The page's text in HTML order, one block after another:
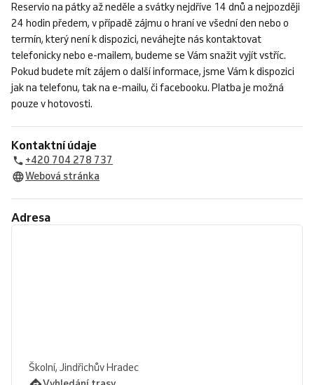
Reservio na pátky až neděle a svátky nejdříve 14 dnů a nejpozději
24 hodin předem, v případě zájmu o hraní ve všední den nebo o
termín, který není k dispozici, neváhejte nás kontaktovat
telefonicky nebo e-mailem, budeme se Vám snažit vyjít vstříc.
Pokud budete mít zájem o další informace, jsme Vám k dispozici
jak na telefonu, tak na e-mailu, či facebooku. Platba je možná
pouze v hotovosti.
Kontaktní údaje
+420 704 278 737
Webová stránka
Adresa
Školní, Jindřichův Hradec